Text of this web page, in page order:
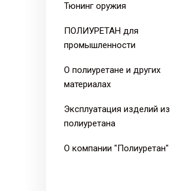
Тюнинг оружия
ПОЛИУРЕТАН для
промышленности
О полиуретане и других
материалах
Эксплуатация изделий из
полиуретана
О компании "Полиуретан"